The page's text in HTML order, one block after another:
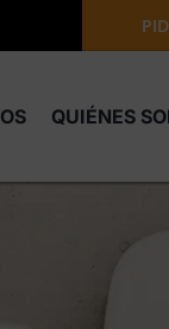
QUIÉNES